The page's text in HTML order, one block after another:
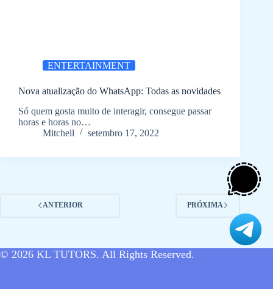
ENTERTAINMENT
Nova atualização do WhatsApp: Todas as novidades
Só quem gosta muito de interagir, consegue passar
horas e horas no…
Mitchell
setembro 17, 2022
ANTERIOR PRÓXIMA
© 2026 KL TUTORS. All Rights Reserved.